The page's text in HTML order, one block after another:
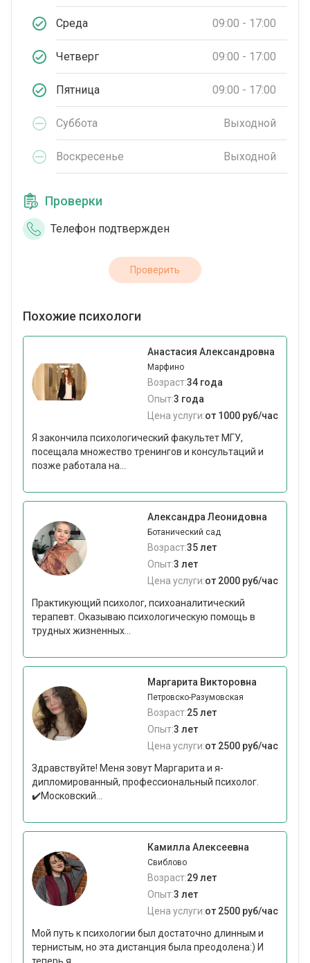
Среда 09:00 - 17:00
Четверг 09:00 - 17:00
Пятница 09:00 - 17:00
Суббота Выходной
Воскресенье Выходной
Проверки
Телефон подтвержден
Проверить
Похожие психологи
Анастасия Александровна
Марфино
Возраст:34 года
Опыт:3 года
Цена услуги:от 1000 руб/час
Я закончила психологический факультет МГУ,
посещала множество тренингов и консультаций и
позже работала на...
Александра Леонидовна
Ботанический сад
Возраст:35 лет
Опыт:3 лет
Цена услуги:от 2000 руб/час
Практикующий психолог, психоаналитический
терапевт. Оказываю психологическую помощь в
трудных жизненных...
Маргарита Викторовна
Петровско-Разумовская
Возраст:25 лет
Опыт:3 лет
Цена услуги:от 2500 руб/час
Здравствуйте! Меня зовут Маргарита и я-
дипломированный, профессиональный психолог.
✔️Московский...
Камилла Алексеевна
Свиблово
Возраст:29 лет
Опыт:3 лет
Цена услуги:от 2500 руб/час
Мой путь к психологии был достаточно длинным и
тернистым, но эта дистанция была преодолена:) И